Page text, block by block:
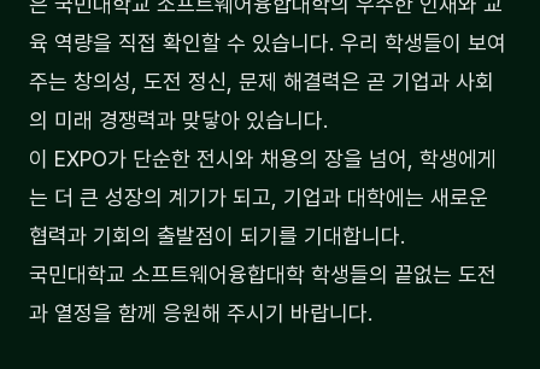
육 역량을 직접 확인할 수 있습니다. 우리 학생들이 보여
주는 창의성, 도전 정신, 문제 해결력은 곧 기업과 사회
의 미래 경쟁력과 맞닿아 있습니다.
이 EXPO가 단순한 전시와 채용의 장을 넘어, 학생에게
는 더 큰 성장의 계기가 되고, 기업과 대학에는 새로운
협력과 기회의 출발점이 되기를 기대합니다.
국민대학교 소프트웨어융합대학 학생들의 끝없는 도전
과 열정을 함께 응원해 주시기 바랍니다.